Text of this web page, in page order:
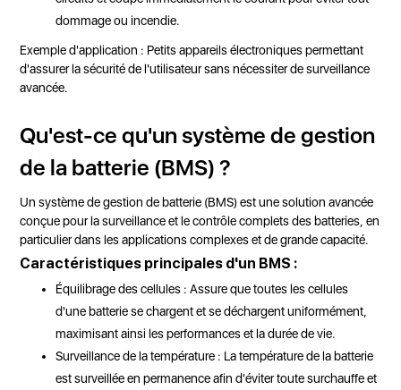
dommage ou incendie.
Exemple d'application : Petits appareils électroniques permettant
d'assurer la sécurité de l'utilisateur sans nécessiter de surveillance
avancée.
Qu'est-ce qu'un système de gestion
de la batterie (BMS) ?
Un système de gestion de batterie (BMS) est une solution avancée
conçue pour la surveillance et le contrôle complets des batteries, en
particulier dans les applications complexes et de grande capacité.
Caractéristiques principales d'un BMS :
Équilibrage des cellules : Assure que toutes les cellules
d'une batterie se chargent et se déchargent uniformément,
maximisant ainsi les performances et la durée de vie.
Surveillance de la température : La température de la batterie
est surveillée en permanence afin d'éviter toute surchauffe et